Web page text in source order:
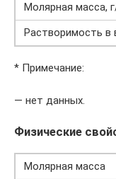
Молярная масса,
Растворимость в
* Примечание:
— нет данных.
Физические
Молярная масса